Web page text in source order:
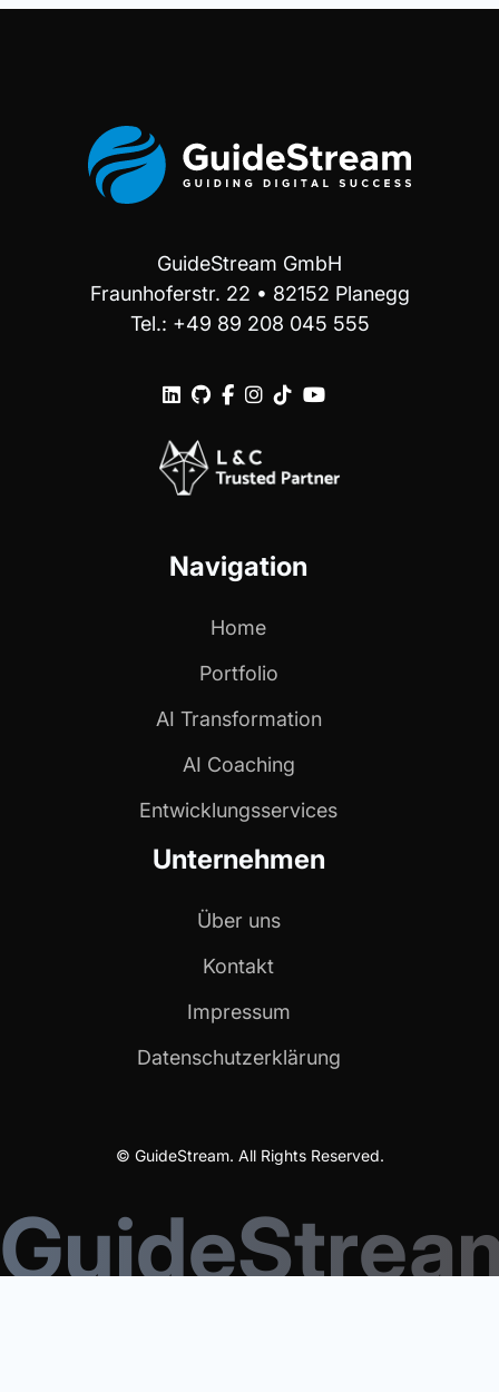
GuideStream GmbH
Fraunhoferstr. 22 • 82152 Planegg
Tel.: +49 89 208 045 555
     
Navigation
Home
Portfolio
AI Transformation
AI Coaching
Entwicklungs­services
Unternehmen
Über uns
Kontakt
Impressum
Datenschutzerklärung
© GuideStream. All Rights Reserved.